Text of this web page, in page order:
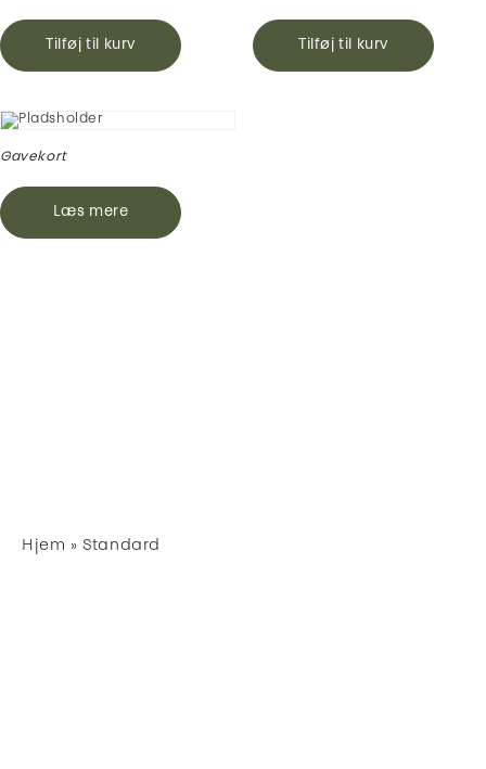
Tilføj til kurv Tilføj til kurv
Gavekort
Læs mere
Hjem »Standard